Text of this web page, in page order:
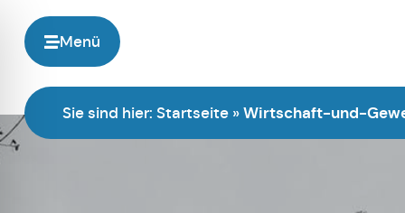
Menü
Sie sind hier: Startseite »Wirtschaft-und-